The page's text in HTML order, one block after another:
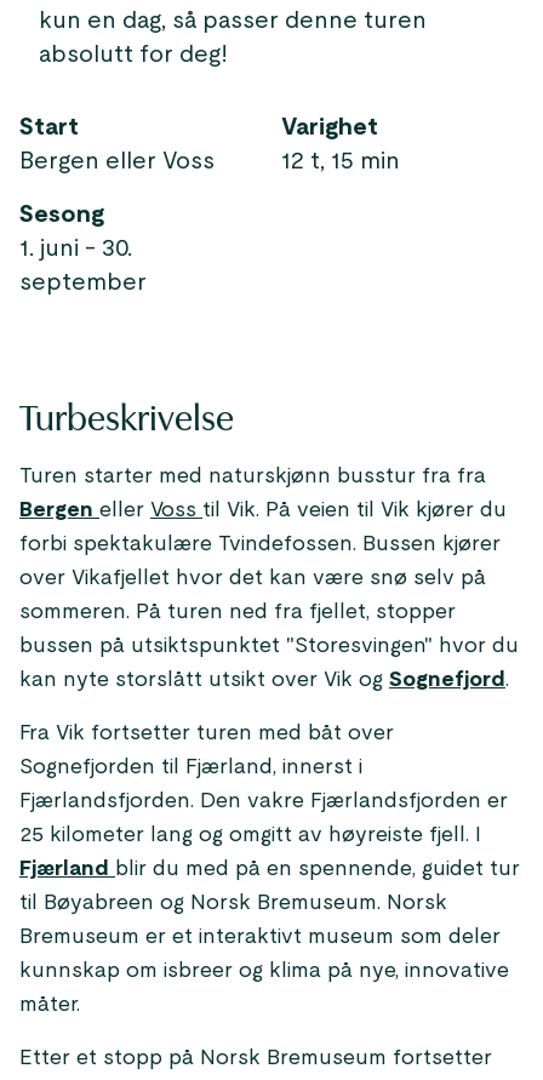
kun en dag, så passer denne turen
absolutt for deg!
Start
Bergen eller Voss
Varighet
12 t, 15 min
Sesong
1. juni - 30.
september
Turbeskrivelse
Turen starter med naturskjønn busstur fra fra
Bergen eller Voss til Vik. På veien til Vik kjører du
forbi spektakulære Tvindefossen. Bussen kjører
over Vikafjellet hvor det kan være snø selv på
sommeren. På turen ned fra fjellet, stopper
bussen på utsiktspunktet "Storesvingen" hvor du
kan nyte storslått utsikt over Vik og Sognefjord.
Fra Vik fortsetter turen med båt over
Sognefjorden til Fjærland, innerst i
Fjærlandsfjorden. Den vakre Fjærlandsfjorden er
25 kilometer lang og omgitt av høyreiste fjell. I
Fjærland
blir du med på en spennende, guidet tur
til Bøyabreen og Norsk Bremuseum. Norsk
Bremuseum er et interaktivt museum som deler
kunnskap om isbreer og klima på nye, innovative
måter.
Etter et stopp på Norsk Bremuseum fortsetter